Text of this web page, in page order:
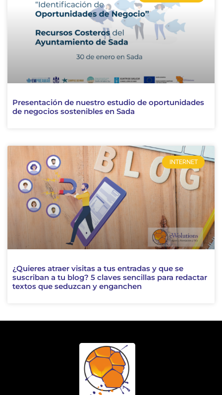
Presentación de nuestro estudio de oportunidades
de negocios sostenibles en Sada
INTERNET
¿Quieres atraer visitas a tus entradas y que se
suscriban a tu blog? 5 claves sencillas para redactar
textos que seduzcan y enganchen